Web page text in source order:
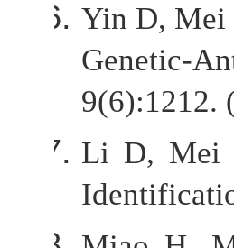
Yin D, Mei
Genetic-
9(6):1212.
Li D, Mei